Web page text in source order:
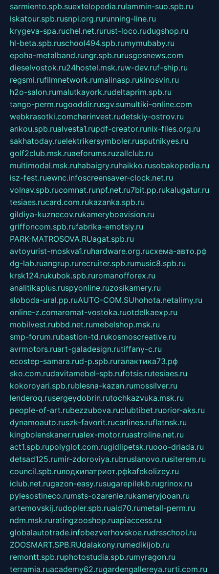
sarmiento.spb.suextelopedia.rulammin-suo.spb.ru
iskatour.spb.rusnpi.org.rurunning-line.ru
krygeva-spa.ruchel.net.rurust-loco.rudugshop.ru
hl-beta.spb.ruschool494.spb.rumymubaby.ru
epoha-metalband.rungr.spb.rurusgosnews.com
dieselvostok.ru24hostel.msk.ruw-dev.ruf-ship.ru
regsmi.rufilmnetwork.rumalinasp.rukinosvin.ru
h2o-salon.rumalutkayork.rudeltaprim.spb.ru
tango-perm.rugooddir.rusgv.sumultiki-online.com
webkrasotki.comcherinvest.rudetskiy-ostrov.ru
ankou.spb.rualvesta1.rupdf-creator.runix-files.org.ru
sakhatoday.ruelektrikersymboler.rusputnikyes.ru
golf2club.msk.ruaeforums.ruzallclub.ru
multimodal.msk.ruhabaigry.ruhaikko.rusobakopedia.ru
isz-fest.ruewnc.infoscreensaver-clock.net.ru
volnav.spb.rucomnat.runpf.net.ru7bit.pp.rukalugatur.ru
tesiaes.rucard.com.rukazanka.spb.ru
gildiya-kuznecov.rukameryboavision.ru
griffoncom.spb.rufabrika-emotsiy.ru
PARK-MATROSOVA.RUagat.spb.ru
avtoyurist-moskva1.ruhardware.org.ruсхема-авто.рф
dg-lab.ruangrup.rurecruiter.spb.rumusic8.spb.ru
krsk124.rukubok.spb.ruromanofforex.ru
analitikaplus.ruspyonline.ruzosikamery.ru
sloboda-ural.pp.ruAUTO-COM.SUhohota.netalimy.ru
online-z.comaromat-vostoka.ruotdelkaexp.ru
mobilvest.rubbd.net.rumebelshop.msk.ru
smp-forum.rubastion-td.rukosmoscreative.ru
avrmotors.ruart-galadesign.rutiffany-c.ru
ecostep-samara.rud-p.spb.ruгалактика73.рф
sko.com.rudavitamebel-spb.rufotsis.rutesiaes.ru
kokoroyari.spb.rublesna-kazan.rumossilver.ru
lenderoq.rusergeydobrin.rutochkazvuka.msk.ru
people-of-art.rubezzubova.ruclubtibet.ruorior-aks.ru
dynamoauto.ruszk-favorit.rucarlines.ruflatnsk.ru
kingbolenskaner.rualex-motor.ruastroline.net.ru
act1.spb.rupolyglot.com.rugidlipetsk.ruooo-driada.ru
detsad125.rumir-zdoroviya.rubruslanovo.rusiterem.ru
council.spb.ruлодкипатриот.рфkafekolizey.ru
iclub.net.rugazon-easy.rusugarepilekb.rugrinox.ru
pylesostineco.rumsts-ozarenie.rukameryjooan.ru
artemovskij.rudopler.spb.ruaid70.rumetall-perm.ru
ndm.msk.ruratingzooshop.ruapiaccess.ru
globalautotrade.infobezverhovskoe.rudrsschool.ru
ZOOSMART.SPB.RUdalakony.rumedikijob.ru
remontt.spb.ruphotostudia.spb.rumyragon.ru
terramia.ruacademy62.rugardengallereya.rurti.com.ru